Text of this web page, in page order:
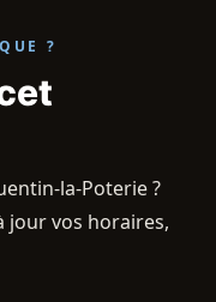
?
la-Poterie ?
jour vos horaires,